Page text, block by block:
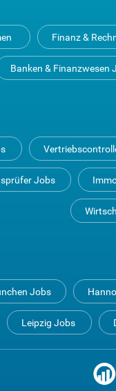
Finanz &
Banken & Finanzwesen
Jobs
Jobs
Leipzig Jobs